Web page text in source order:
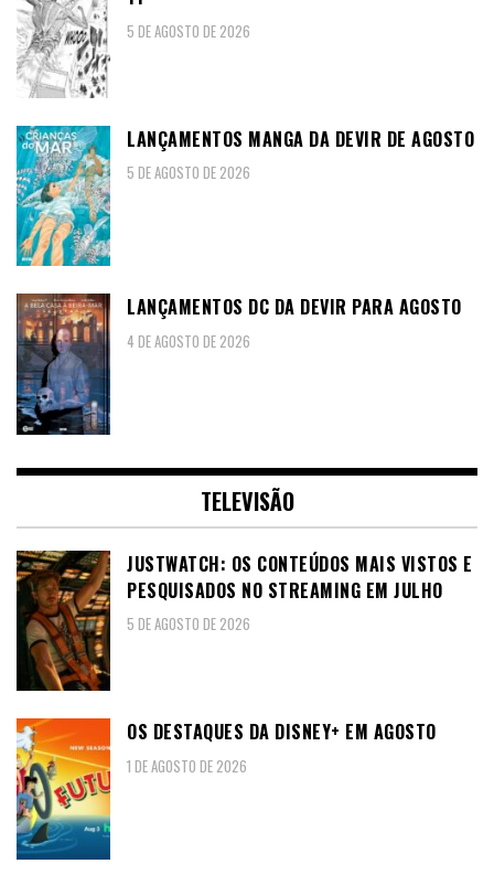
5 DE AGOSTO DE 2026
LANÇAMENTOS MANGA DA DEVIR DE AGOSTO
5 DE AGOSTO DE 2026
LANÇAMENTOS DC DA DEVIR PARA AGOSTO
4 DE AGOSTO DE 2026
TELEVISÃO
JUSTWATCH: OS CONTEÚDOS MAIS VISTOS E
PESQUISADOS NO STREAMING EM JULHO
5 DE AGOSTO DE 2026
OS DESTAQUES DA DISNEY+ EM AGOSTO
1 DE AGOSTO DE 2026